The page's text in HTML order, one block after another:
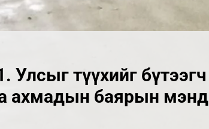
Улсыг түүхийг бүтээгч
ахмадын баярын мэнд